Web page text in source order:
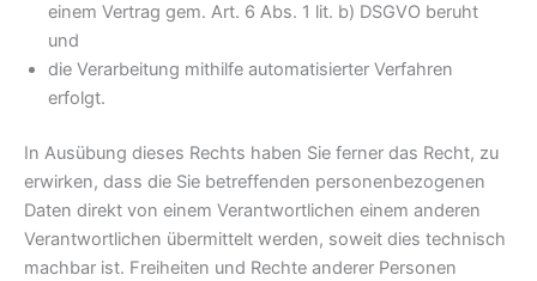
einem Vertrag gem. Art. 6 Abs. 1 lit. b) DSGVO beruht
und
die Verarbeitung mithilfe automatisierter Verfahren
erfolgt.
In Ausübung dieses Rechts haben Sie ferner das Recht, zu
erwirken, dass die Sie betreffenden personenbezogenen
Daten direkt von einem Verantwortlichen einem anderen
Verantwortlichen übermittelt werden, soweit dies technisch
machbar ist. Freiheiten und Rechte anderer Personen